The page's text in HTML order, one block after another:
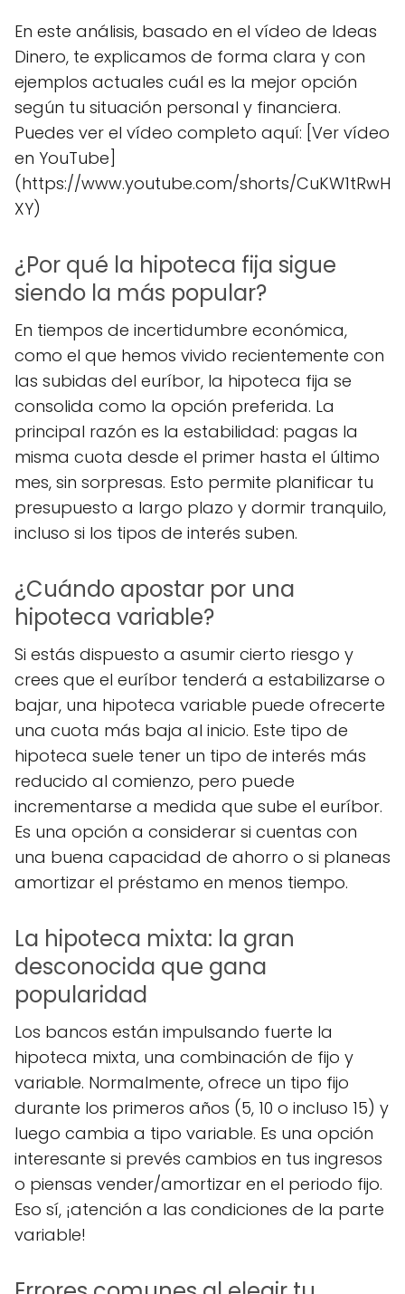
En este análisis, basado en el vídeo de Ideas
Dinero, te explicamos de forma clara y con
ejemplos actuales cuál es la mejor opción
según tu situación personal y financiera.
Puedes ver el vídeo completo aquí: [Ver vídeo
en YouTube]
(https://www.youtube.com/shorts/CuKW1tRwH
XY)
¿Por qué la hipoteca fija sigue
siendo la más popular?
En tiempos de incertidumbre económica,
como el que hemos vivido recientemente con
las subidas del euríbor, la hipoteca fija se
consolida como la opción preferida. La
principal razón es la estabilidad: pagas la
misma cuota desde el primer hasta el último
mes, sin sorpresas. Esto permite planificar tu
presupuesto a largo plazo y dormir tranquilo,
incluso si los tipos de interés suben.
¿Cuándo apostar por una
hipoteca variable?
Si estás dispuesto a asumir cierto riesgo y
crees que el euríbor tenderá a estabilizarse o
bajar, una hipoteca variable puede ofrecerte
una cuota más baja al inicio. Este tipo de
hipoteca suele tener un tipo de interés más
reducido al comienzo, pero puede
incrementarse a medida que sube el euríbor.
Es una opción a considerar si cuentas con
una buena capacidad de ahorro o si planeas
amortizar el préstamo en menos tiempo.
La hipoteca mixta: la gran
desconocida que gana
popularidad
Los bancos están impulsando fuerte la
hipoteca mixta, una combinación de fijo y
variable. Normalmente, ofrece un tipo fijo
durante los primeros años (5, 10 o incluso 15) y
luego cambia a tipo variable. Es una opción
interesante si prevés cambios en tus ingresos
o piensas vender/amortizar en el periodo fijo.
Eso sí, ¡atención a las condiciones de la parte
variable!